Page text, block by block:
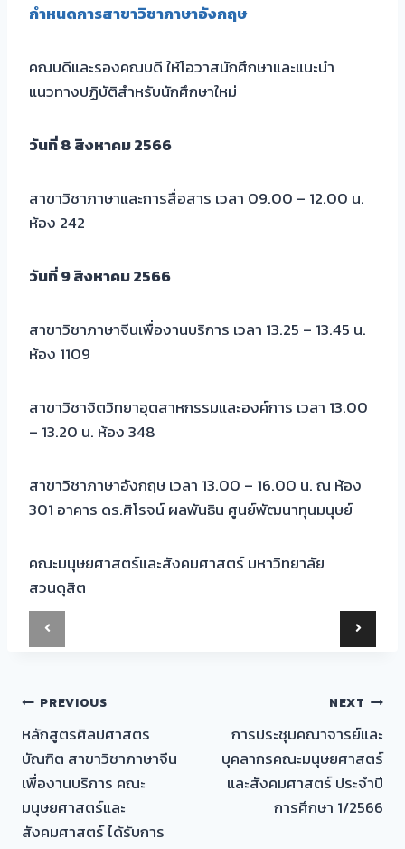
กำหนดการสาขาวิชาภาษาอังกฤษ
คณบดีและรองคณบดี ให้โอวาสนักศึกษาและแนะนำ
แนวทางปฏิบัติสำหรับนักศึกษาใหม่
วันที่ 8 สิงหาคม 2566
สาขาวิชาภาษาและการสื่อสาร เวลา 09.00 – 12.00 น.
ห้อง 242
วันที่ 9 สิงหาคม 2566
สาขาวิชาภาษาจีนเพื่องานบริการ เวลา 13.25 – 13.45 น.
ห้อง 1109
สาขาวิชาจิตวิทยาอุตสาหกรรมและองค์การ เวลา 13.00
– 13.20 น. ห้อง 348
สาขาวิชาภาษาอังกฤษ เวลา 13.00 – 16.00 น. ณ ห้อง
301 อาคาร ดร.ศิโรจน์ ผลพันธิน ศูนย์พัฒนาทุนมนุษย์
คณะมนุษยศาสตร์และสังคมศาสตร์ มหาวิทยาลัย
สวนดุสิต
เมนู
นำทาง
เรื่อง
PREVIOUS
หลักสูตรศิลปศาสตร
บัณฑิต สาขาวิชาภาษาจีน
เพื่องานบริการ คณะ
มนุษยศาสตร์และ
สังคมศาสตร์ ได้รับการ
NEXT
การประชุมคณาจารย์และ
บุคลากรคณะมนุษยศาสตร์
และสังคมศาสตร์ ประจำปี
การศึกษา 1/2566